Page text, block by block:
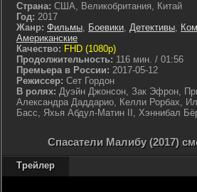
Страна: США, Великобритания, Китай
Год: 2017
Жанр: Фильмы, Боевики, Детективы,
Американские
Качество: FHD (1080p)
Продолжительность: 116 мин. / 01:56
Премьера в России: 2017-05-12
Режиссер: Сет Гордон
В ролях: Дуэйн Джонсон, Зак Эфрон,
Александра Даддарио, Келли Рорбах,
Басс, Яхья Абдул-Матин II, Хэннибал
Спасатели Малибу (2017)
Трейлер